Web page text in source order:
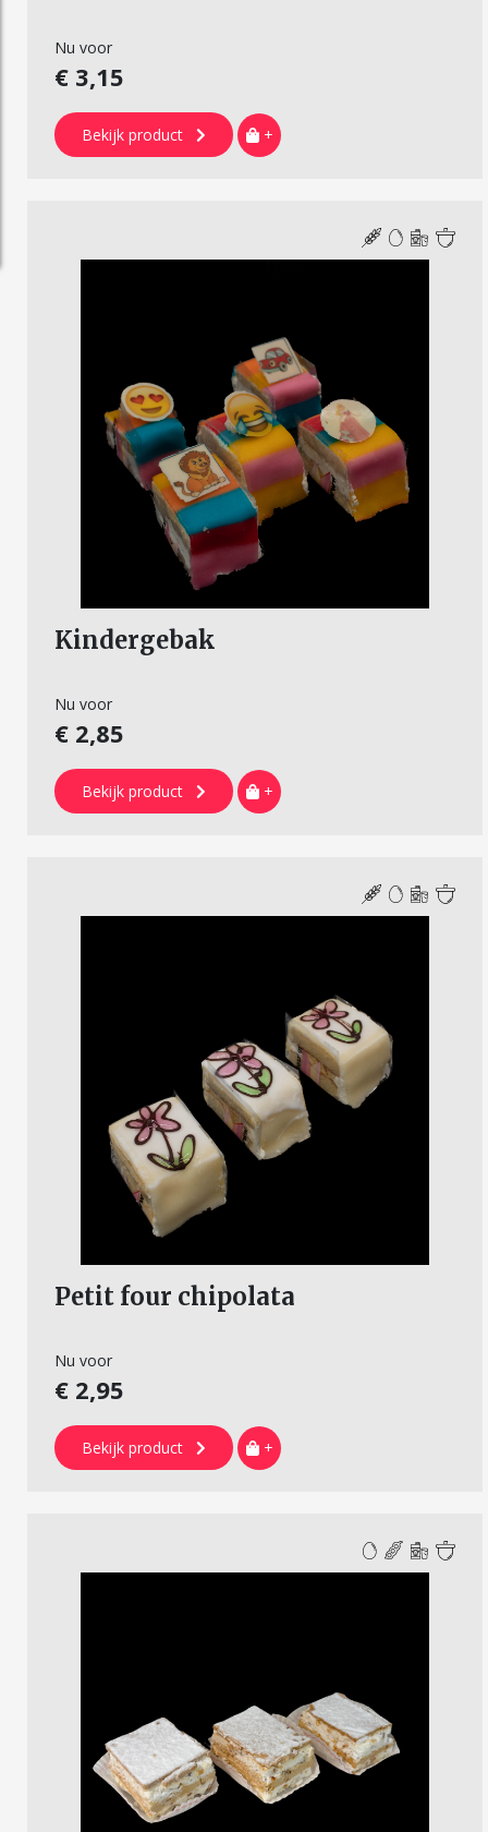
Nu voor
€ 3,15
Bekijk product +
Kindergebak
Nu voor
€ 2,85
Bekijk product +
Petit four chipolata
Nu voor
€ 2,95
Bekijk product +